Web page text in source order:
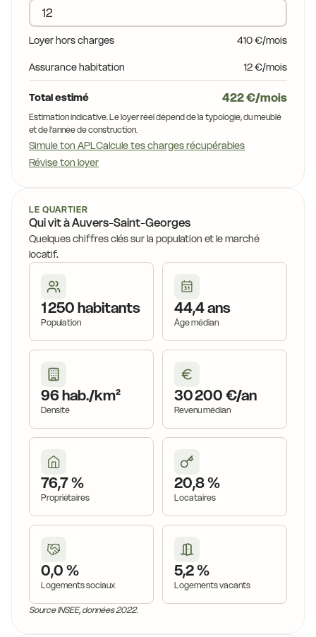
Loyer hors charges 410 €/mois
Assurance habitation 12 €/mois
Total estimé 422 €/mois
Estimation indicative. Le loyer réel dépend de la typologie, du meublé
et de l'année de construction.
Simule ton APLCalcule tes charges récupérables
Révise ton loyer
LE QUARTIER
Qui vit à Auvers-Saint-Georges
Quelques chiffres clés sur la population et le marché
locatif.
1 250 habitants
Population
44,4 ans
Âge médian
96 hab./km²
Densité
30 200 €/an
Revenu médian
76,7 %
Propriétaires
20,8 %
Locataires
0,0 %
Logements sociaux
5,2 %
Logements vacants
Source INSEE, données 2022.